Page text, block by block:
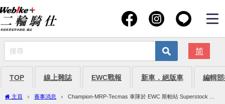
简
TOP 線上雜誌 EWC戰報 新車．絕版車 編輯
主頁 賽事消息
Champion-MRP-Tecmas 車隊於 EWC 斯帕站 Superstock 組